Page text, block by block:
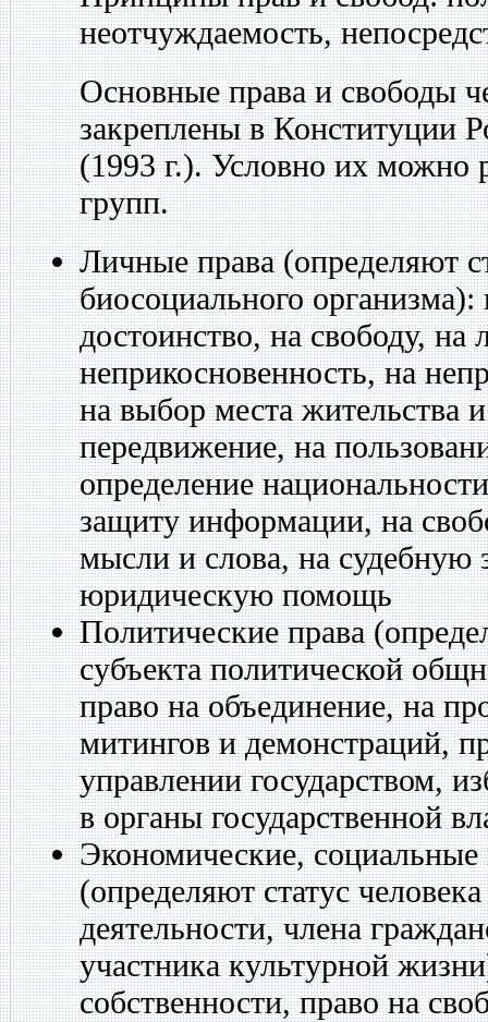
неотчуждаемость,
Основные права и свободы
закреплены в Конституции
(1993 г.). Условно их можно
групп.
Личные права (определяют
биосоциального
достоинство, на свободу, на
неприкосновенность, на
на выбор места жительства
передвижение, на
определение
защиту информации, на
мысли и слова, на судебную
юридическую помощь
Политические права
субъекта политической
право на объединение, на
митингов и демонстраций,
управлении государством,
в органы государственной
Экономические, социальные
(определяют статус
деятельности, члена
участника культурной
собственности, право на